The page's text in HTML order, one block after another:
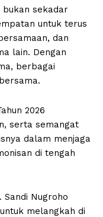
sekadar
untuk terus
dan
lain. Dengan
berbagai
2026
serta semangat
dalam menjaga
di tengah
Sandi Nugroho
melangkah di